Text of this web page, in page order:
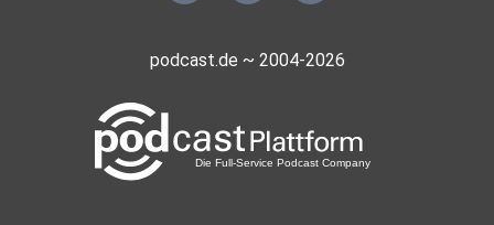
podcast.de ~ 2004-2026